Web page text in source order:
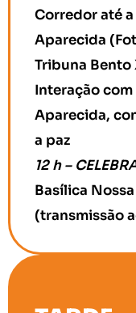
Corredor até
Aparecida
Tribuna Bento
Interação
Aparecida,
a paz
12 h –
Basílica
(transmissão